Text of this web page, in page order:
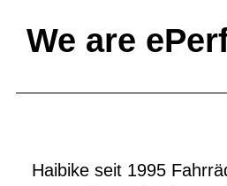
We are
Haibike seit 1995